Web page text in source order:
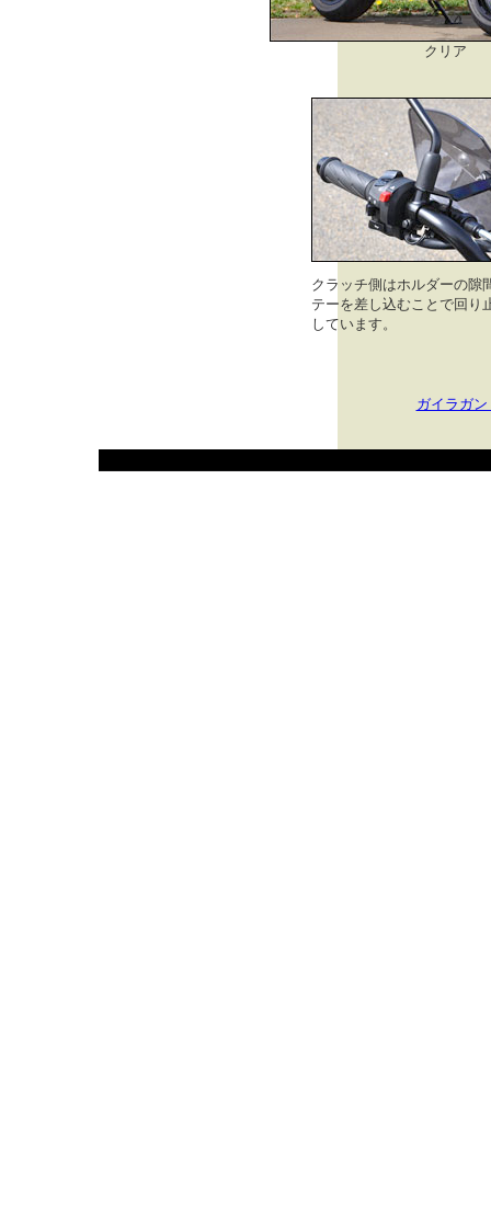
クリア
クラッチ側はホルダーの隙
テーを差し込むことで回り
しています。
ガイラガ